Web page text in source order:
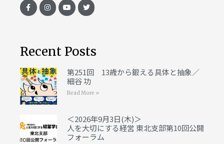
Recent Posts
第251回 13歳から鍛える具体と抽象／
細谷 功
Read More »
＜2026年9月3日(木)＞
人を大切にする経営 東北支部第10回公開
フォーラム